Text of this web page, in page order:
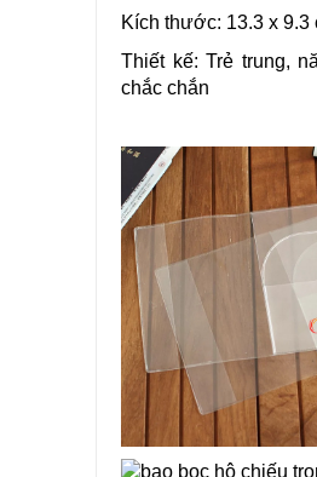
Kích thước: 13.3 x 9.3
Thiết kế: Trẻ trung,
chắc chắn